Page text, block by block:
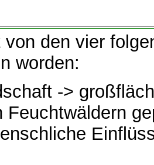
den vier
worden:
->
Feuchtwäldern